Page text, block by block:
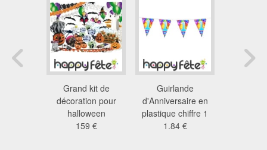
Grand kit de
décoration pour
halloween
159 €
Guirlande
d'Anniversaire en
plastique chiffre 1
1.84 €